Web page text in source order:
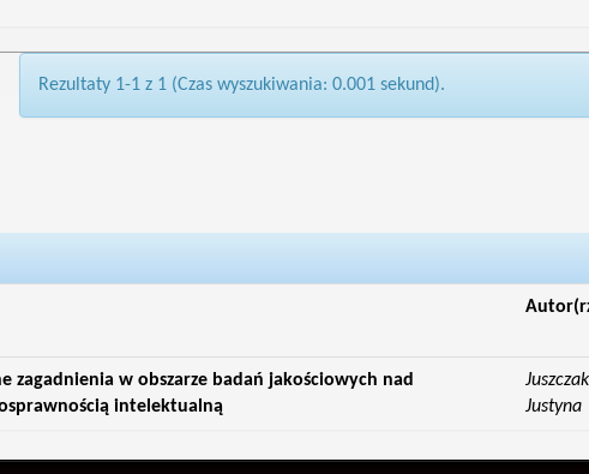
Rezultaty 1-1 z 1 (Czas wyszukiwania: 0.001 sekund).
zagadnienia w obszarze badań jakościowych nad
intelektualną
Justyna